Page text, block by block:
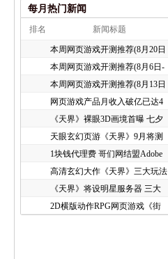
每月热门新闻
排名 新闻标题
本周网页游戏开测推荐(8月20日
本周网页游戏开测推荐(8月6日-
本周网页游戏开测推荐(8月13日
网页游戏产品月收入破亿已达4
《天界》裸眼3D画境首曝 七夕
天眼玄幻页游《天界》9月将测
1块钱代理费 哥们网结盟Adobe
高清玄幻大作《天界》三大玩法
《天界》将设明星服务器 三大
2D横版动作RPG网页游戏《街